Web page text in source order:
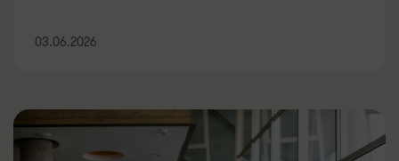
03.06.2026